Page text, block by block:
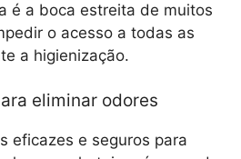
é a boca estreita de muitos
o acesso a todas as
a higienização.
eliminar odores
eficazes e seguros para